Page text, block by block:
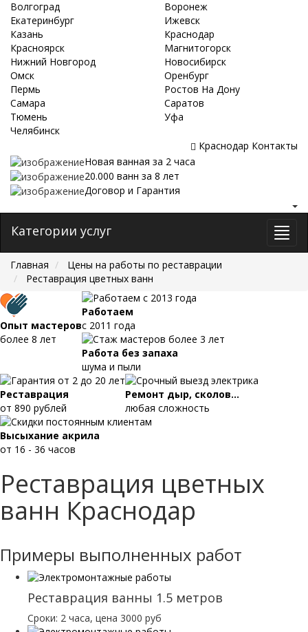
Волгоград
Воронеж
Екатеринбург
Ижевск
Казань
Краснодар
Красноярск
Магнитогорск
Нижний Новгород
Новосибирск
Омск
Оренбург
Пермь
Ростов На Дону
Самара
Саратов
Тюмень
Уфа
Челябинск
Краснодар Контакты
Новая ванная за 2 часа
20.000 ванн за 8 лет
Договор и Гарантия
Категории услуг
Главная
Цены на работы по реставрации
Реставрация цветных ванн
Опыт мастеров
более 8 лет
Работаем
с 2011 года
Работа без запаха
шума и пыли
Реставрация
от 890 рублей
Ремонт дыр, сколов...
любая сложность
Высыхание акрила
от 16 - 36 часов
Реставрация цветных
ванн Краснодар
Примеры выполненных работ
Реставрация ванны 1.5 метров
Сроки: 2 часа, цена 3000 руб